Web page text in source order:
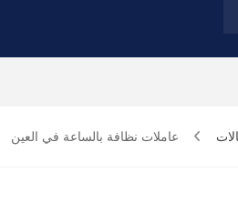
عاملات نظافة بالساعة في العين